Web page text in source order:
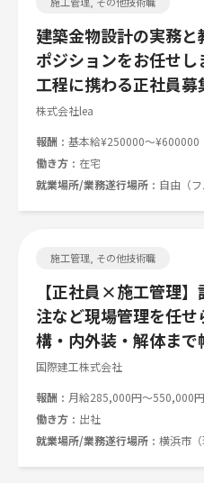
建築金物設計の実務
ポジションをお任せ
工程に携わる正社員
株式会社lea
報酬
基本給¥250000～¥600000
働き方
在宅
就業場所/業務遂行場所
自由（フ
施工管理, その他技術職
【正社員×施工管理
注など現場管理を任
構・内外装・解体ま
国際建工株式会社
報酬
月給285,000円～550,000円
働き方
出社
就業場所/業務遂行場所
横浜市（